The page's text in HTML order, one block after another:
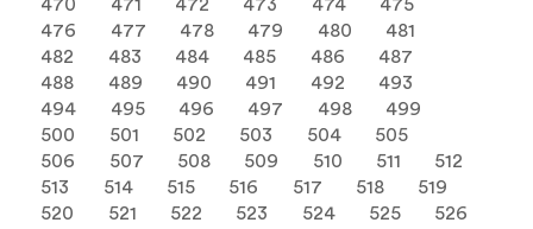
470 471 472 473 474
475
476
477 478 479 480
481
482
483 484 485 486
487
488
489 490 491 492
493
494
495 496 497 498
499
500
501 502 503 504
505
506
507 508 509 510 511
512
513
514 515 516 517 518
519
520
521 522 523 524 525
526